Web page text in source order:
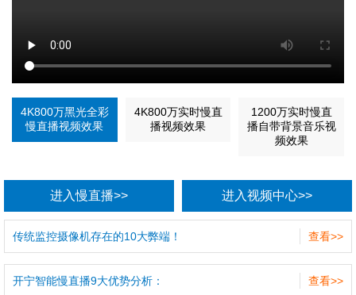
4K800万黑光全彩
慢直播视频效果
4K800万实时慢直
播视频效果
1200万实时慢直
播自带背景音乐视
频效果
进入慢直播>> 进入视频中心>>
查看>>
传统监控摄像机存在的10大弊端！
查看>>
开宁智能慢直播9大优势分析：